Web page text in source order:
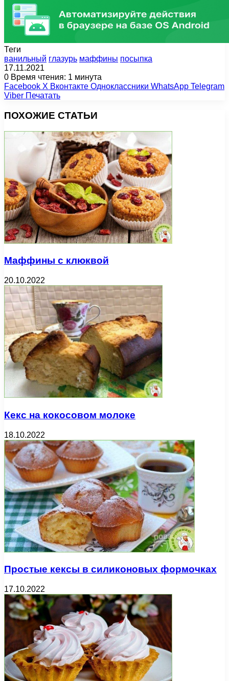
Теги
ванильный глазурь маффины посыпка
17.11.2021
0 Время чтения: 1 минута
Facebook X Вконтакте Одноклассники WhatsApp Telegram
Viber Печатать
ПОХОЖИЕ СТАТЬИ
Маффины с клюквой
20.10.2022
Кекс на кокосовом молоке
18.10.2022
Простые кексы в силиконовых формочках
17.10.2022